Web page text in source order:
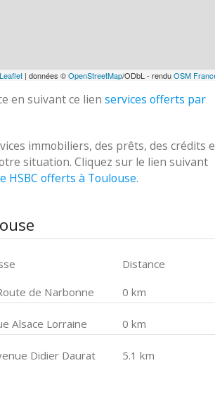
Leaflet| données ©OpenStreetMap/ODbL - renduOSM
en suivant ce lien services offerts par
immobiliers, des prêts, des crédits
situation. Cliquez sur le lien suivant
HSBC offerts à Toulouse.
Distance
de Narbonne 0 km
Alsace Lorraine 0 km
Didier Daurat 5.1 km